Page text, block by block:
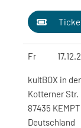
Fr
kultBOX in
Kotterner Str.
87435
Deutschland